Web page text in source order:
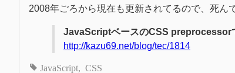
2008年ごろから現在も更新されてるので、死ん
JavaScriptベースのCSS preprocessor
http://kazu69.net/blog/tec/1814
JavaScript CSS